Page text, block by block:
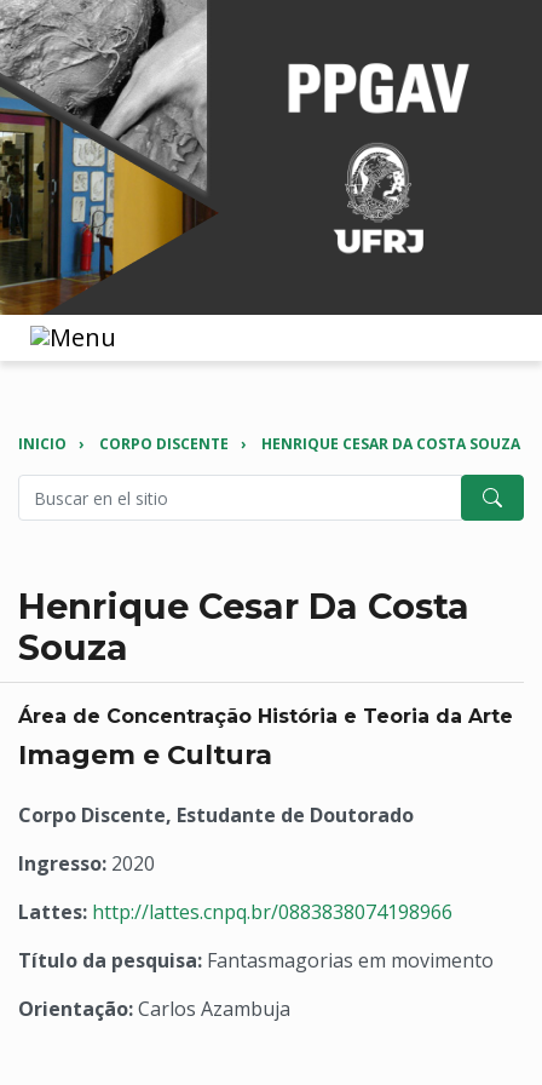
INICIO CORPO DISCENTE HENRIQUE CESAR DA COSTA SOUZA
Henrique Cesar Da Costa
Souza
Área de Concentração História e Teoria da Arte
Imagem e Cultura
Corpo Discente, Estudante de Doutorado
Ingresso: 2020
Lattes: http://lattes.cnpq.br/0883838074198966
Título da pesquisa: Fantasmagorias em movimento
Orientação:Carlos Azambuja